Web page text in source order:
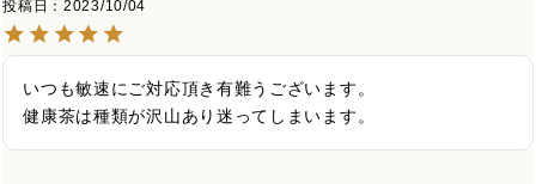
投稿日
2023/10/04
いつも敏速にご対応頂き有難うございます。
健康茶は種類が沢山あり迷ってしまいます。